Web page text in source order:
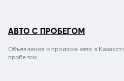
АВТО С ПРОБЕГОМ
Объявления о продаже авто в
пробегом.